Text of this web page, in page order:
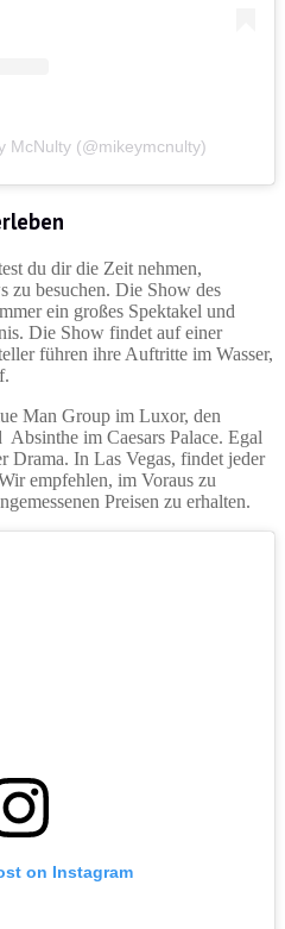
McNulty (@mikeymcnulty)
du dir die Zeit nehmen,
zu besuchen. Die Show des
ein großes Spektakel und
Die Show findet auf einer
führen ihre Auftritte im Wasser,
Man Group im Luxor, den
im Caesars Palace. Egal
In Las Vegas, findet jeder
empfehlen, im Voraus zu
Preisen zu erhalten.
on Instagram